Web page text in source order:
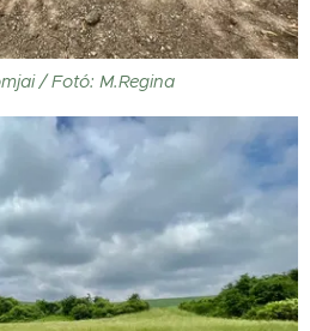
/ Fotó: M.Regina